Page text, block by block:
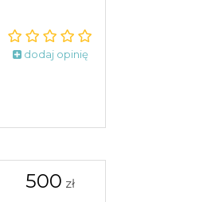
dodaj opinię
500 zł